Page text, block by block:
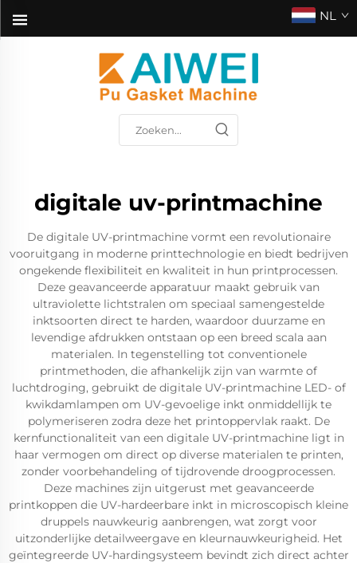
NL
digitale uv-printmachine
De digitale UV-printmachine vormt een revolutionaire
vooruitgang in moderne printtechnologie en biedt bedrijven
ongekende flexibiliteit en kwaliteit in hun printprocessen.
Deze geavanceerde apparatuur maakt gebruik van
ultraviolette lichtstralen om speciaal samengestelde
inktsoorten direct te harden, waardoor duurzame en
levendige afdrukken ontstaan op een breed scala aan
materialen. In tegenstelling tot conventionele
printmethoden, die afhankelijk zijn van warmte of
luchtdroging, gebruikt de digitale UV-printmachine LED- of
kwikdamlampen om UV-gevoelige inkt onmiddellijk te
polymeriseren zodra deze het printoppervlak raakt. De
kernfunctionaliteit van een digitale UV-printmachine ligt in
haar vermogen om direct op diverse materialen te printen,
zonder voorbehandeling of tijdrovende droogprocessen.
Deze machines zijn uitgerust met geavanceerde
printkoppen die UV-hardeerbare inkt in microscopisch kleine
druppels nauwkeurig aanbrengen, wat zorgt voor
uitzonderlijke detailweergave en kleurnauwkeurigheid. Het
geïntegreerde UV-hardingsysteem bevindt zich direct achter